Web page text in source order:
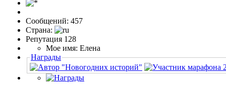
Сообщений: 457
Страна:
Репутация 128
Мое имя: Елена
Награды